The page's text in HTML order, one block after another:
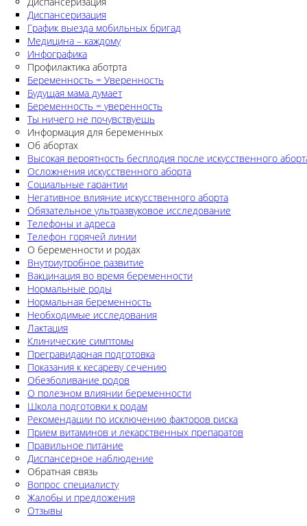
Диспансеризация
График выезда мобильных бригад
Медицина – каждому
Инфографика
Профилактика аботрта
Беременность = Уверенность
Будущая мама думает
Беременность = уверенность
Ты ничего не почувствуешь
Информация для беременных
Об абортах
Высокая вероятность бесплодия после искусственного
Осложнения искусственного аборта
Социальные гарантии
Негативное влияние искусственного аборта
Обязательное ультразвуковое исследование
Телефоны и адреса
Телефон горячей линии
О беременности и родах
Внутриутробное развитие
Вакцинация во время беременности
Нормальные роды
Нормальная беременность
Необходимые исследования
Лактация
Клинические симптомы
Прегравидарная подготовка
Показания к кесареву сечению
Обезболивание родов
О полезном влиянии беременности
Школа подготовки к родам
Рекомендации по исключению факторов риска
Прием витаминов и лекарственных препаратов
Правильное питание
Диспансерное наблюдение
Обратная связь
Вопрос специалисту
Жалобы и предложения
Отзывы